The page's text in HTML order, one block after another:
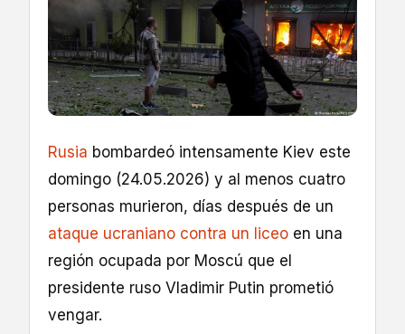
Rusia bombardeó intensamente Kiev este
domingo (24.05.2026) y al menos cuatro
personas murieron, días después de un
ataque ucraniano contra un liceo en una
región ocupada por Moscú que el
presidente ruso Vladimir Putin prometió
vengar.